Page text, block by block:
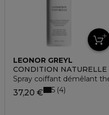
LEONOR GREYL
CONDITION NATURELLE
Spray coiffant démêlant
37,20 € 5 4